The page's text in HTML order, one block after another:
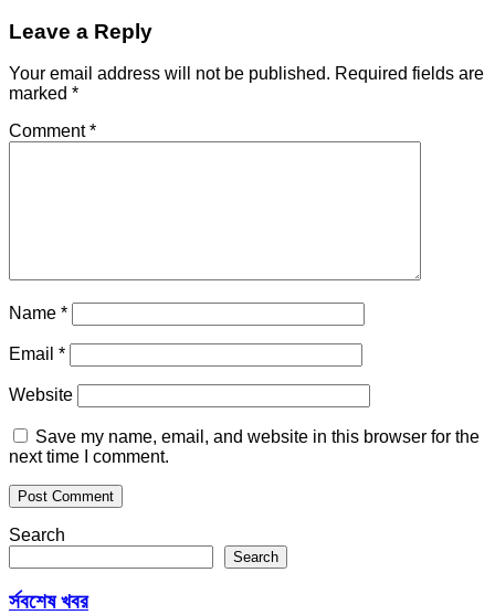
Leave a Reply
Your email address will not be published. Required fields are
marked *
Comment*
Name *
Email *
Website
Save my name, email, and website in this browser for the
next time I comment.
Search
Search
র্সবশেষ খবর